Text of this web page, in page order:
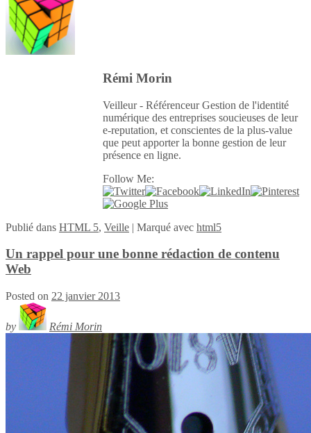
Rémi Morin
Veilleur - Référenceur Gestion de l'identité
numérique des entreprises soucieuses de leur
e-reputation, et conscientes de la plus-value
que peut apporter la bonne gestion de leur
présence en ligne.
Follow Me:
Publié dans HTML 5, Veille | Marqué avec html5
Un rappel pour une bonne rédaction de contenu
Web
Posted on 22 janvier 2013
by Rémi Morin